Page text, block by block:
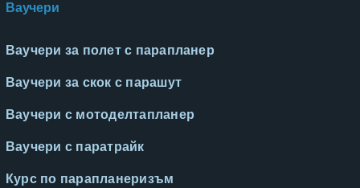
Ваучери
Ваучери за полет с парапланер
Ваучери за скок с парашут
Ваучери с мотоделтапланер
Ваучери с паратрайк
Курс по парапланеризъм